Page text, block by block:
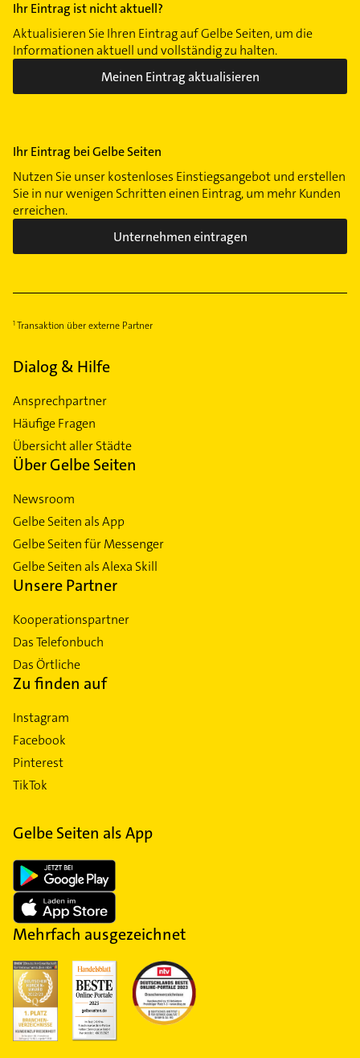
Ihr Eintrag ist nicht aktuell?
Aktualisieren Sie Ihren Eintrag auf Gelbe Seiten, um die
Informationen aktuell und vollständig zu halten.
Meinen Eintrag aktualisieren
Ihr Eintrag bei Gelbe Seiten
Nutzen Sie unser kostenloses Einstiegsangebot und erstellen
Sie in nur wenigen Schritten einen Eintrag, um mehr Kunden
erreichen.
Unternehmen eintragen
Transaktion über externe Partner
Dialog & Hilfe
Ansprechpartner
Häufige Fragen
Übersicht aller Städte
Über Gelbe Seiten
Newsroom
Gelbe Seiten als App
Gelbe Seiten für Messenger
Gelbe Seiten als Alexa Skill
Unsere Partner
Kooperationspartner
Das Telefonbuch
Das Örtliche
Zu finden auf
Instagram
Facebook
Pinterest
TikTok
Gelbe Seiten als App
Mehrfach ausgezeichnet